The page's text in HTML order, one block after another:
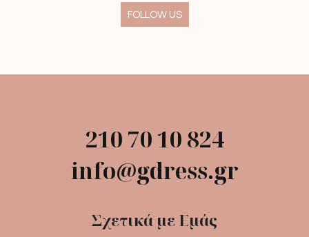
FOLLOW US
210 70 10 824
info@gdress.gr
Σχετικά με Εμάς